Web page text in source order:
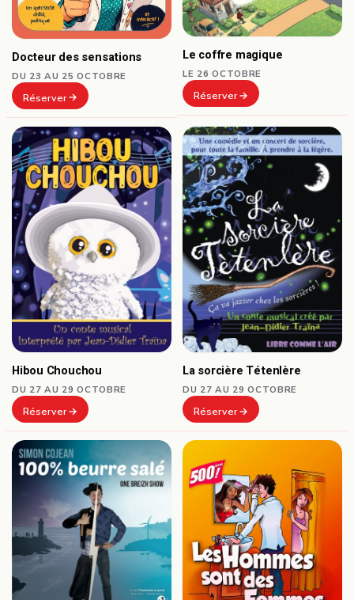
Docteur des sensations
DU 23 AU 25 OCTOBRE
Réserver
Le coffre magique
LE 26 OCTOBRE
Réserver
Hibou Chouchou
DU 27 AU 29 OCTOBRE
Réserver
La sorcière Tétenlère
DU 27 AU 29 OCTOBRE
Réserver